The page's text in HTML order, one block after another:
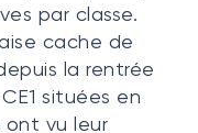
par classe.
cache de
la rentrée
situées en
ont vu leur